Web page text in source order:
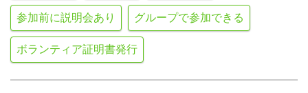
参加前に説明会あり グループで参加できる
ボランティア証明書発行